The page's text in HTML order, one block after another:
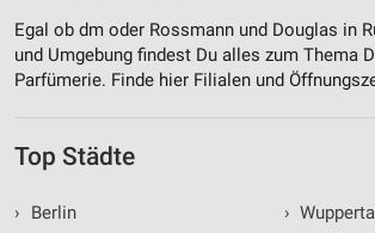
Egal ob dm oder Rossmann und Douglas in
und Umgebung findest Du alles zum Thema
Parfümerie. Finde hier Filialen und
Top Städte
›
Berlin
›